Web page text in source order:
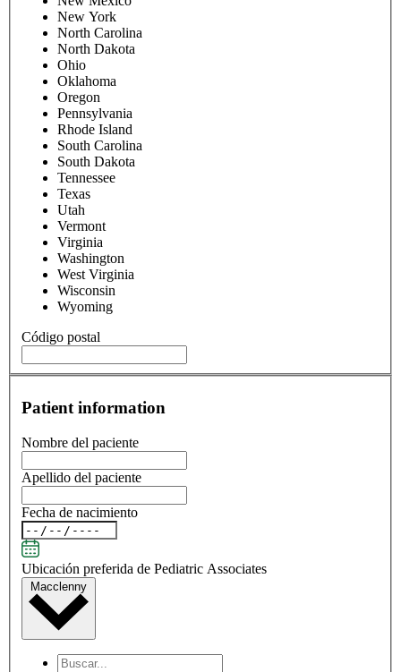
New York
North Carolina
North Dakota
Ohio
Oklahoma
Oregon
Pennsylvania
Rhode Island
South Carolina
South Dakota
Tennessee
Texas
Utah
Vermont
Virginia
Washington
West Virginia
Wisconsin
Wyoming
Código postal
Patient information
Nombre del paciente
Apellido del paciente
Fecha de nacimiento
Ubicación preferida de Pediatric Associates
Macclenny